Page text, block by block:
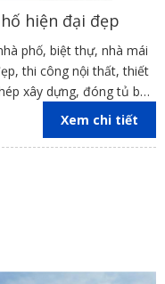
hiện đại đẹp
phố, biệt thự, nhà mái
thi công nội thất, thiết
xây dựng, đóng tủ bếp
TP Hồ Chí Minh,
Xem chi tiết